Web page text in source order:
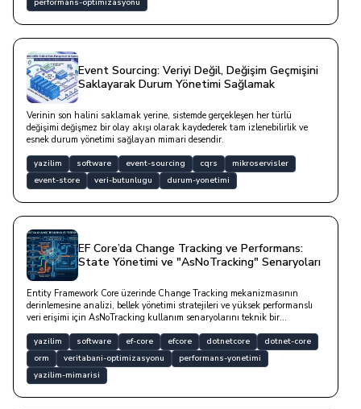
performans-optimizasyonu
Event Sourcing: Veriyi Değil, Değişim Geçmişini
Saklayarak Durum Yönetimi Sağlamak
Verinin son halini saklamak yerine, sistemde gerçekleşen her türlü
değişimi değişmez bir olay akışı olarak kaydederek tam izlenebilirlik ve
esnek durum yönetimi sağlayan mimari desendir.
yazilim software event-sourcing cqrs
mikroservisler
event-store
veri-butunlugu durum-yonetimi
EF Core’da Change Tracking ve Performans:
State Yönetimi ve "AsNoTracking" Senaryoları
Entity Framework Core üzerinde Change Tracking mekanizmasının
derinlemesine analizi, bellek yönetimi stratejileri ve yüksek performanslı
veri erişimi için AsNoTracking kullanım senaryolarını teknik bir
yazilim software ef-core efcore dotnetcore
dotnet-core
orm
veritabani-optimizasyonu
performans-yonetimi
yazilim-mimarisi